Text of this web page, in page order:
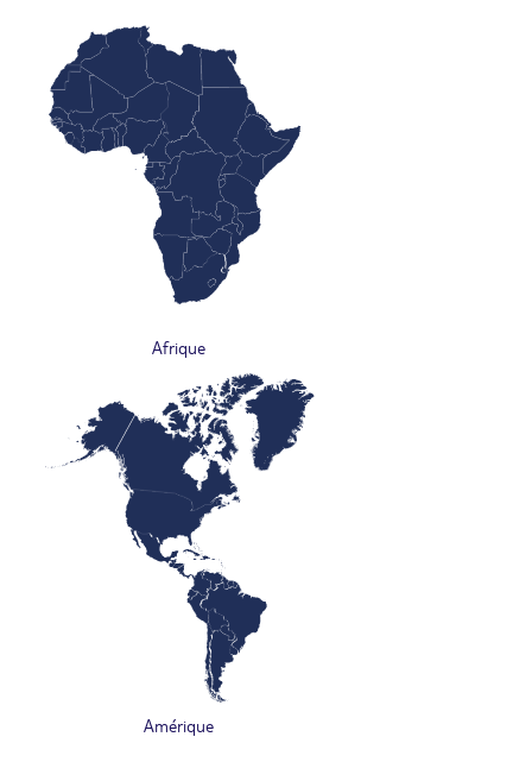
Afrique
Amérique